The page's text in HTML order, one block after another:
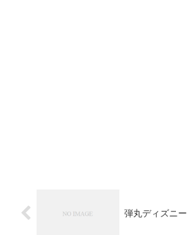
弾丸ディズニー